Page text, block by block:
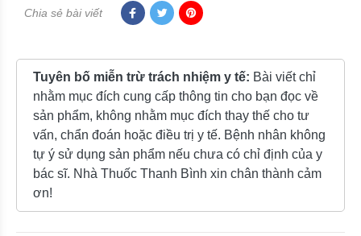
Chia sẻ bài viết
Tuyên bố miễn trừ trách nhiệm y tế: Bài viết chỉ
nhằm mục đích cung cấp thông tin cho bạn đọc về
sản phẩm, không nhằm mục đích thay thế cho tư
vấn, chẩn đoán hoặc điều trị y tế. Bệnh nhân không
tự ý sử dụng sản phẩm nếu chưa có chỉ định của y
bác sĩ. Nhà Thuốc Thanh Bình xin chân thành cảm
ơn!